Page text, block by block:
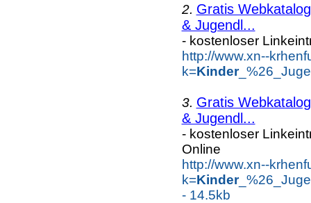
2. Gratis
& Jugendl...
- kostenloser
http://www.xn--
k=Kinder
3. Gratis
& Jugendl...
- kostenloser
Online
http://www.xn--
k=Kinder
- 14.5kb